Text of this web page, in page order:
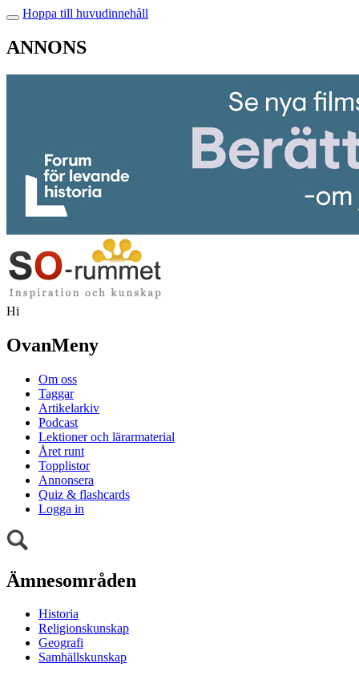
Hoppa till huvudinnehåll
ANNONS
Hi
OvanMeny
Om oss
Taggar
Artikelarkiv
Podcast
Lektioner och lärarmaterial
Året runt
Topplistor
Annonsera
Quiz & flashcards
Logga in
Ämnesområden
Historia
Religionskunskap
Geografi
Samhällskunskap